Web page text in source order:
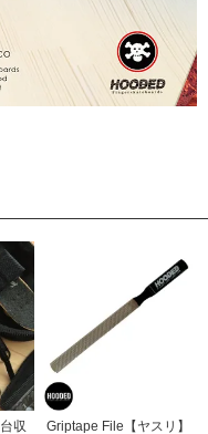
収 Griptape File【ヤスリ】